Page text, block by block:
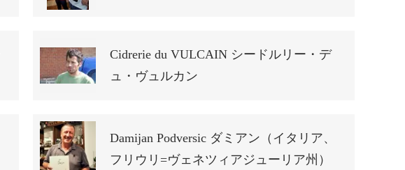
Cidrerie du VULCAIN シードルリー・デ
ュ・ヴュルカン
Damijan Podversic ダミアン（イタリア、
フリウリ=ヴェネツィアジューリア州）